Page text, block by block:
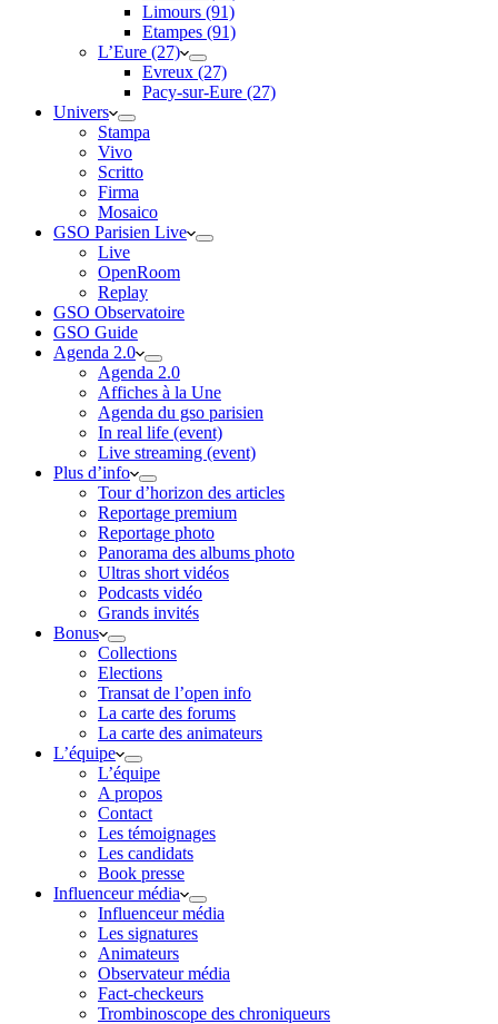
Limours (91)
Etampes (91)
L’Eure (27)
Evreux (27)
Pacy-sur-Eure (27)
Univers
Stampa
Vivo
Scritto
Firma
Mosaico
GSO Parisien Live
Live
OpenRoom
Replay
GSO Observatoire
GSO Guide
Agenda 2.0
Agenda 2.0
Affiches à la Une
Agenda du gso parisien
In real life (event)
Live streaming (event)
Plus d’info
Tour d’horizon des articles
Reportage premium
Reportage photo
Panorama des albums photo
Ultras short vidéos
Podcasts vidéo
Grands invités
Bonus
Collections
Elections
Transat de l’open info
La carte des forums
La carte des animateurs
L’équipe
L’équipe
A propos
Contact
Les témoignages
Les candidats
Book presse
Influenceur média
Influenceur média
Les signatures
Animateurs
Observateur média
Fact-checkeurs
Trombinoscope des chroniqueurs